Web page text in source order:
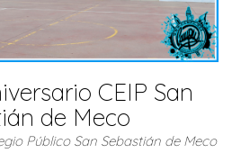
CEIP San
de Meco
Público San Sebastián de Meco